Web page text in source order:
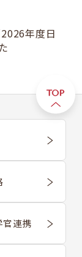
年度日
官連携